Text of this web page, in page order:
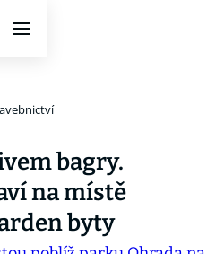
bagry.
na místě
byty